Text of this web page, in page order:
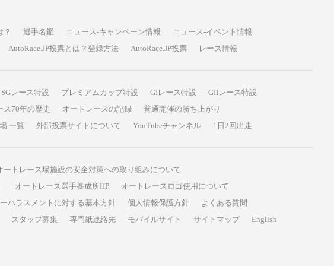
？ 選手名鑑 ニュース-キャンペーン情報
ニュース-イベント情報
AutoRace.JP投票とは？登録方法 AutoRace.JP投票 レース情報
SGレース特設 プレミアムカップ特設 GIレース特設
GIIレース特設
ス70年の歴史 オートレースの記録
普通開催の勝ち上がり
一覧 外部投票サイトについて YouTubeチャンネル 1日2回出走
ートレース場施設の安全対策への取り組みについて
オートレース選手養成所HP
オートレースロゴ使用について
ハラスメントに対する基本方針 個人情報保護方針
よくある質問
スタッフ募集 専門紙連絡先 モバイルサイト サイトマップ English